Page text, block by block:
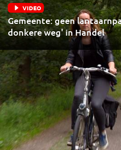
VIDEO
Gemeente: geen
donkere weg' in Handel